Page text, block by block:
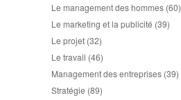
Le management des hommes (60)
Le marketing et la publicité (39)
Le projet (32)
Le travail (46)
Management des entreprises (39)
Stratégie (89)